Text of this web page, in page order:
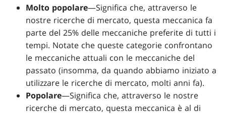
Molto popolare—Significa che, attraverso le
nostre ricerche di mercato, questa meccanica fa
parte del 25% delle meccaniche preferite di tutti i
tempi. Notate che queste categorie confrontano
le meccaniche attuali con le meccaniche del
passato (insomma, da quando abbiamo iniziato a
utilizzare le ricerche di mercato, molti anni fa).
Popolare—Significa che, attraverso le nostre
ricerche di mercato, questa meccanica è al di